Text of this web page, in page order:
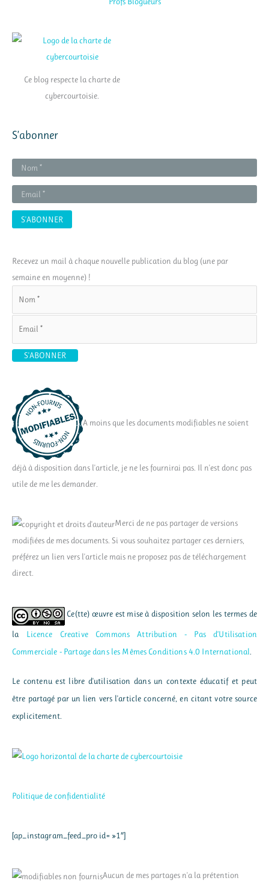
Ce blog respecte la charte de
cybercourtoisie.
S’abonner
Recevez un mail à chaque nouvelle publication du blog (une par
semaine en moyenne) !
A moins que les documents modifiables ne soient
déjà à disposition dans l'article, je ne les fournirai pas. Il n'est donc pas
utile de me les demander.
Merci de ne pas partager de versions
modifiées de mes documents. Si vous souhaitez partager ces derniers,
préférez un lien vers l'article mais ne proposez pas de téléchargement
direct.
Ce(tte) œuvre est mise à disposition selon les termes de
la Licence Creative Commons Attribution - Pas d’Utilisation
Commerciale - Partage dans les Mêmes Conditions 4.0 International
Le contenu est libre d'utilisation dans un contexte éducatif et peut
être partagé par un lien vers l'article concerné, en citant votre source
explicitement.
Politique de confidentialité
[ap_instagram_feed_pro id= »1″]
Aucun de mes partages n'a la prétention